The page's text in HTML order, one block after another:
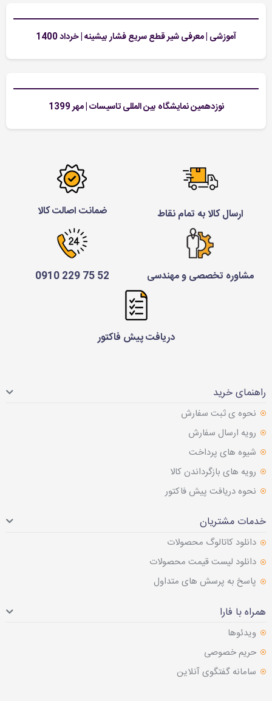
آموزشی | معرفی شیر قطع سریع فشار بیشینه | خرداد 1400
نوزدهمین نمایشگاه بین المللی تاسیسات | مهر 1399
ارسال کالا به تمام نقاط ضمانت اصالت کالا
مشاوره تخصصی و مهندسی 52 75 229 0910
دریافت پیش فاکتور
راهنمای خرید
نحوه ی ثبت سفارش
رویه ارسال سفارش
شیوه های پرداخت
رویه های بازگرداندن کالا
نحوه دریافت پیش فاکتور
خدمات مشتریان
دانلود کاتالوگ محصولات
دانلود لیست قیمت محصولات
پاسخ به پرسش های متداول
همراه با فارا
ویدئوها
حریم خصوصی
سامانه گفتگوی آنلاین